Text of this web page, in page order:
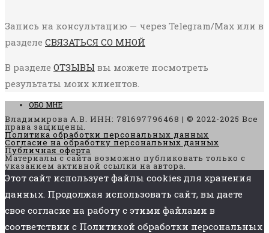
Запись на консультацию — через Telegram/Max или в
разделе СВЯЗАТЬСЯ СО МНОЙ
В разделе ОТЗЫВЫ вы можете посмотреть
результаты моих клиентов.
ОБО МНЕ
Владимирова А.В. ИНН: 781697796468 | © 2022-2025 Все
права защищены.
Политика обработки персональных данных
Согласие на обработку персональных данных
Публичная оферта
Материалы с сайта возможно публиковать только с
указанием активной ссылки на автора.
Этот сайт использует файлы cookies для хранения
данных. Продолжая использовать сайт, вы даете
свое согласие на работу с этими файлами в
соответствии с Политикой обработки персональных